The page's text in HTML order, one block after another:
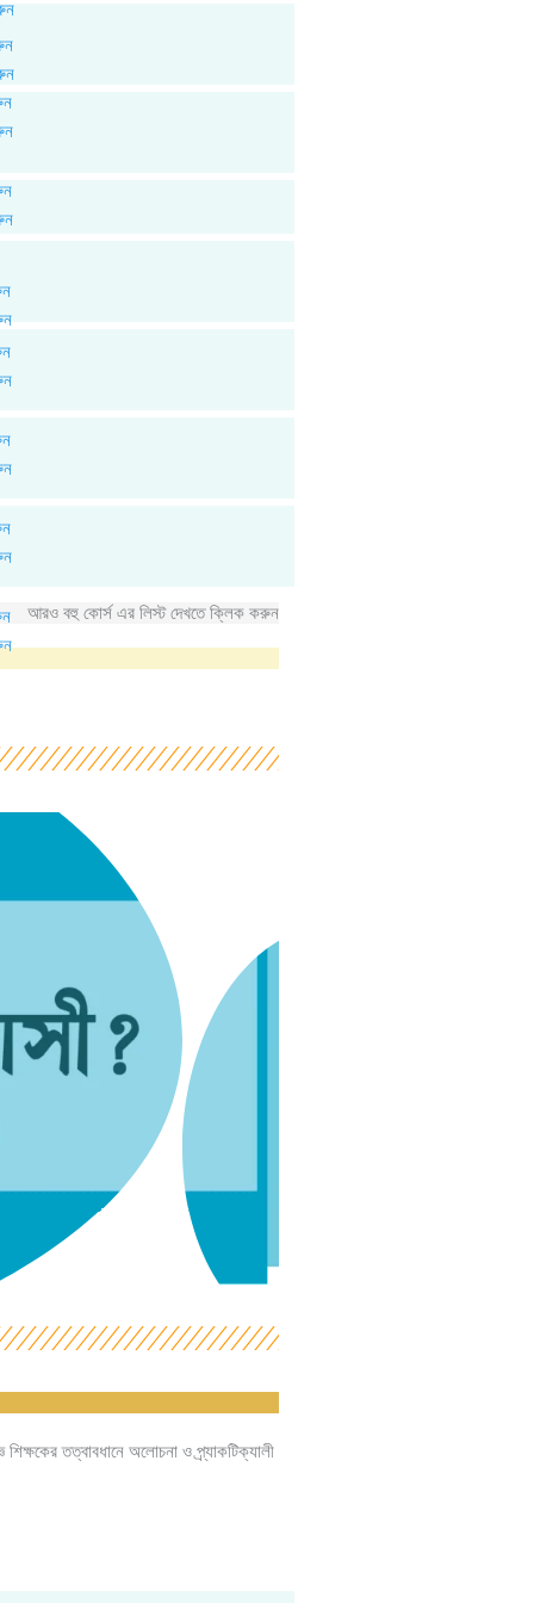
আরও বহু কোর্স এর লিস্ট দেখতে ক্লিক করুন
তত্বাবধানে অলোচনা ও প্র্যাকটিক্যালী